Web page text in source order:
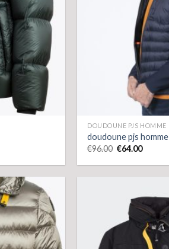
DOUDOUNE PJS HOMME
doudoune pjs homme
€96.00 €64.00